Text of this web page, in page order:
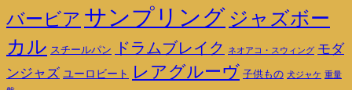
バービア サンプリング ジャズボー
カル スチールパン ドラムブレイク ネオアコ・スウィング モダ
ンジャズ ユーロビート レアグルーヴ 子供もの 犬ジャケ 重量